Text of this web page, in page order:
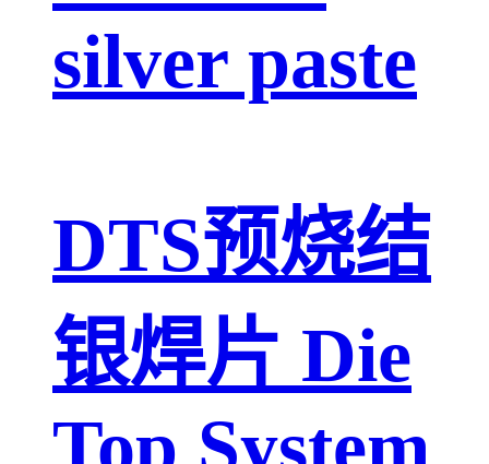
silver paste
DTS预烧结
银焊片 Die
Top System